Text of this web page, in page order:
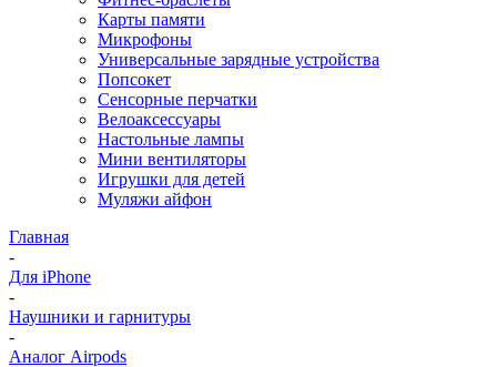
Карты памяти
Микрофоны
Универсальные зарядные устройства
Попсокет
Сенсорные перчатки
Велоаксессуары
Настольные лампы
Мини вентиляторы
Игрушки для детей
Муляжи айфон
Главная
-
Для iPhone
-
Наушники и гарнитуры
-
Аналог Airpods